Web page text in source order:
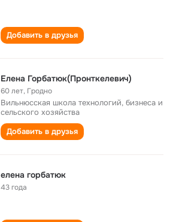
Добавить в друзья
Елена Горбатюк(Пронткелевич)
60 лет, Гродно
Вильнюсская школа технологий, бизнеса и
сельского хозяйства
Добавить в друзья
елена горбатюк
43 года